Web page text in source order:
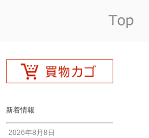
新着情報
2026年8月8日